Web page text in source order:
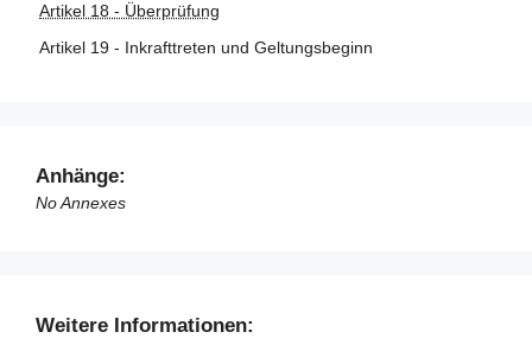
Artikel 18 - Überprüfung
Artikel 19 - Inkrafttreten und Geltungsbeginn
Anhänge:
No Annexes
Weitere Informationen: